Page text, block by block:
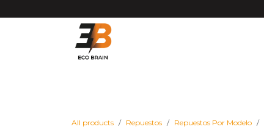
All products Repuestos Repuestos Por Modelo